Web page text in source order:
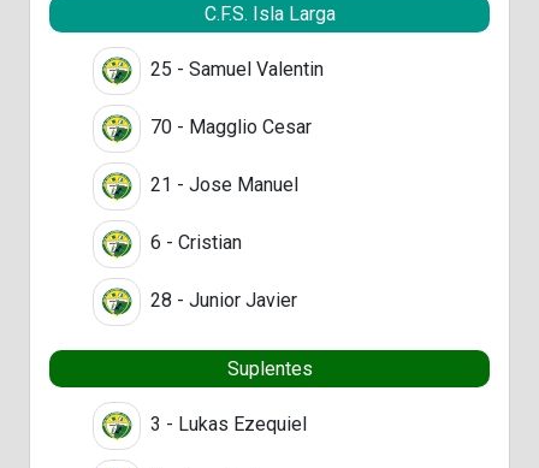
C.F.S. Isla Larga
25 - Samuel Valentin
70 - Magglio Cesar
21 - Jose Manuel
6 - Cristian
28 - Junior Javier
Suplentes
3 - Lukas Ezequiel